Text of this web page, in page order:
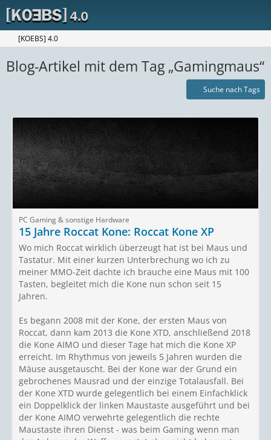
[KOEBS] 4.0
Blog-Artikel mit dem Tag „Gamingmaus“
Suche nach Tags
PC Gaming & sonstige Hardware
15 Jahre Roccat Kone: Roccat Kone XP
Wo mich Roccat wirklich überzeugt hat ist bei Maus und
Tastatur. Mit einer kurzen Unterbrechung wo ich zu
meiner MMO-Zeit dachte ich brauche eine Maus mit 100
Tasten, begleitet mich die Kone nun schon seit 15
Jahren.
Es begann 2008 mit der Kone, der ersten Maus von
Roccat, dann kam 2013 die Kone XTD, anschließend 2018
die Kone AIMO und dieser Tage hat mich die Kone XP
erreicht. Im Rhythmus von jeweils 5 Jahren wurden die
Mäuse ausgetauscht. Bei der Kone war der Grund ein
gebrochenes Mausrad und der einzige Totalausfall. Bei
der Kone XTD wurde gelegentlich bei einem Einfachklick
ein Doppelklick der linken Maustaste ausgeführt und bei
der Kone AIMO verwehrte gelegentlich die rechte
Maustaste ihren Dienst - was beim Gaming wenn man